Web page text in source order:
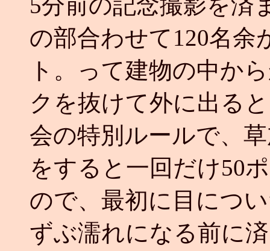
の部合わせて120名余
ト。って建物の中か
クを抜けて外に出る
会の特別ルールで、
をすると一回だけ50
ので、最初に目につ
ずぶ濡れになる前に